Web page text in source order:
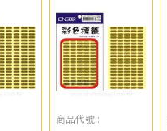
商品代號 :